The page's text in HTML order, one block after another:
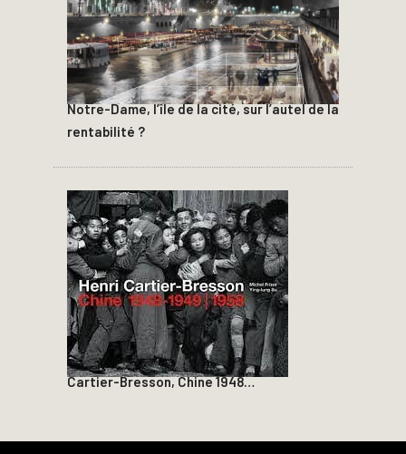
Notre-Dame, l’île de la cité, sur l’autel de la
rentabilité ?
Cartier-Bresson, Chine 1948…